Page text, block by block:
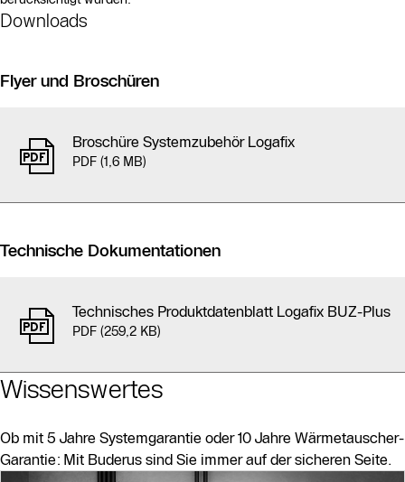
Downloads
Flyer und Broschüren
Broschüre Systemzubehör Logafix
PDF (1,6 MB)
Technische Dokumentationen
Technisches Produktdatenblatt Logafix BUZ-Plus
PDF (259,2 KB)
Wissenswertes
Ob mit 5 Jahre Systemgarantie oder 10 Jahre Wärmetauscher-
Garantie: Mit Buderus sind Sie immer auf der sicheren Seite.